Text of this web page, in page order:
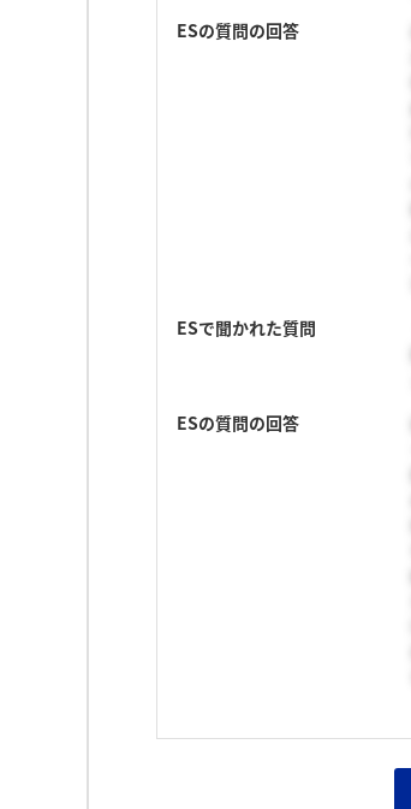
ESの質問の回答
ESで聞かれた質問
ESの質問の回答